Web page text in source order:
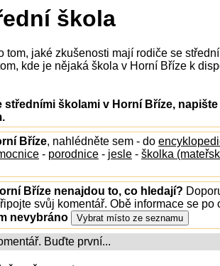
škola
tom, jaké zkušenosti mají rodiče se
kde je nějaká škola v Horní Bříze k
středními školami v Horní Bříze,
Bříze, nahlédněte sem - do
- porodnice - jesle - školka
Bříze nenajdou to, co hledají?
svůj komentář. Obě informace se po
nevybráno
Buďte první...